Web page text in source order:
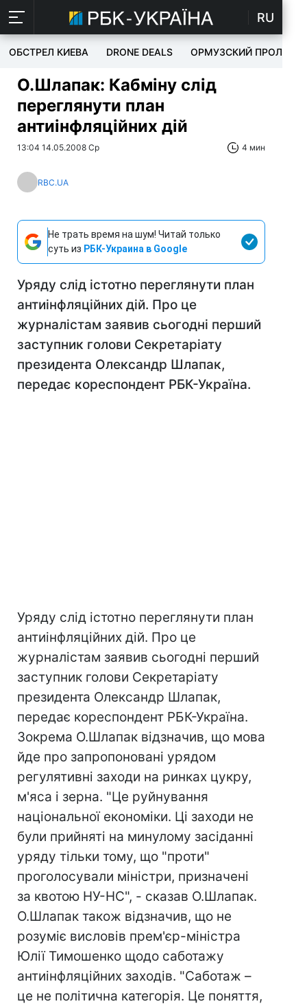
RU
ОБСТРЕЛ КИЕВА DRONE DEALS ОРМУЗСКИЙ ПРОЛИВ
О.Шлапак: Кабміну слід
переглянути план
антиінфляційних дій
13:04 14.05.2008 Ср 4 мин
RBC.UA
Не трать время на шум! Читай только
суть из РБК-Украина в Google
Уряду слід істотно переглянути план
антиінфляційних дій. Про це
журналістам заявив сьогодні перший
заступник голови Секретаріату
президента Олександр Шлапак,
передає кореспондент РБК-Україна.
Уряду слід істотно переглянути план
антиінфляційних дій. Про це
журналістам заявив сьогодні перший
заступник голови Секретаріату
президента Олександр Шлапак,
передає кореспондент РБК-Україна.
Зокрема О.Шлапак відзначив, що мова
йде про запропоновані урядом
регулятивні заходи на ринках цукру,
м'яса і зерна. "Це руйнування
національної економіки. Ці заходи не
були прийняті на минулому засіданні
уряду тільки тому, що "проти"
проголосували міністри, призначені
за квотою НУ-НС", - сказав О.Шлапак.
О.Шлапак також відзначив, що не
розуміє висловів прем'єр-міністра
Юлії Тимошенко щодо саботажу
антиінфляційних заходів. "Саботаж –
це не політична категорія. Це поняття,